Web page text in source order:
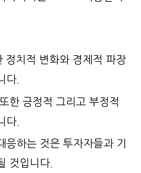
정치적 변화와 경제적 파장
다.
한 긍정적 그리고 부정적
다.
응하는 것은 투자자들과 기
것입니다.